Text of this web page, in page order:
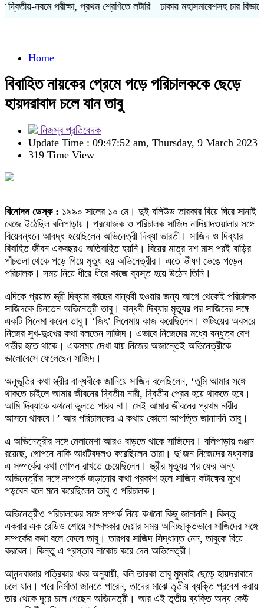
নবমে পরীক্ষা, প্রথম শ্রেণিতে লটারি ঢাকায় মহাসমাবেশসহ চার বিভাগে
Home
বিবাহিত নায়কের প্রেমে পড়ে পরিচালককে ছেড়ে
হায়দরাবাদ চলে যান তাবু
নিজস্ব প্রতিবেদক
Update Time : 09:47:52 am, Thursday, 9 March 2023
319 Time View
বিনোদন ডেস্ক : ১৯৯০ সালের ১০ মে। দুই বলিউড তারকার বিয়ে ঘিরে সানাই
বেজে উঠেছিল বলিপাড়ায়। প্রযোজক ও পরিচালক সাজিদ নাদিয়াদওয়ালার সঙ্গে
বিয়েবন্ধনে আবদ্ধ হয়েছিলেন অভিনেত্রী দিব্যা ভারতী। সাজিদ ও দিব্যার
বিবাহিত জীবন একবছরও অতিবাহিত হয়নি। বিয়ের মাত্র দশ মাস পরই বাড়ির
পাঁচতলা থেকে পড়ে গিয়ে মৃত্যু হয় অভিনেত্রীর। এতে ভীষণ ভেঙে পড়েন
পরিচালক। সময় নিয়ে ধীরে ধীরে কাজে ব্যস্ত হয়ে উঠেন তিনি।
এদিকে প্রয়াত স্ত্রী দিব্যার কাছের বান্ধবী হওয়ার জন্য আগে থেকেই পরিচালক
সাজিদকে চিনতেন অভিনেত্রী তাবু। বান্ধবী দিব্যার মৃত্যুর পর সাজিদের সঙ্গে
একটি সিনেমা করেন তাবু। ‘জিৎ’ সিনেমায় কাজ করেছিলেন। শুটিংয়ের অবসরে
নিজের সুখ-দুঃখের কথা বলতেন সাজিদ। এভাবে নিজেদের মধ্যে বন্ধুত্ব বেশ
গভীর হতে থাকে। একসময় দেখা যায় নিজের অজান্তেই অভিনেত্রীকে
ভালোবেসে ফেলেছেন সাজিদ।
অনুভূতির কথা স্ত্রীর বান্ধবীকে জানিয়ে সাজিদ বলেছিলেন, ‘তুমি আমার সঙ্গে
থাকতে চাইলে আমার জীবনের দ্বিতীয় নারী, দ্বিতীয় প্রেম হয়ে থাকতে হবে।
আমি দিব্যাকে কখনো ভুলতে পারব না। সেই আমার জীবনের প্রথম নারীর
আসনে থাকবে।’ আর পরিচালকের এ কথায় কোনো আপত্তি জানাননি তাবু।
এ অভিনেত্রীর সঙ্গে মেলামেশা আরও বাড়তে থাকে সাজিদের। বলিপাড়ায় গুঞ্জন
রয়েছে, গোপনে নাকি আংটিবদলও করেছিলেন তারা। দু’জন নিজেদের মধ্যকার
এ সম্পর্কের কথা গোপন রাখতে চেয়েছিলেন। স্ত্রীর মৃত্যুর পর ফের অন্য
অভিনেত্রীর সঙ্গে সম্পর্কে জড়ানোর কথা প্রকাশ হলে সাজিদ কটাক্ষের মুখে
পড়বেন বলে মনে করেছিলেন তাবু ও পরিচালক।
অভিনেত্রীও পরিচালকের সঙ্গে সম্পর্ক নিয়ে কখনো কিছু জানাননি। কিন্তু
একবার এক রেডিও শোয়ে সাক্ষাৎকার দেয়ার সময় অনিচ্ছাকৃতভাবে সাজিদের সঙ্গে
সম্পর্কের কথা বলে ফেলে তাবু। তারপর সাজিদ সিদ্ধান্ত নেন, তাবুকে বিয়ে
করবেন। কিন্তু এ প্রস্তাব নাকোচ করে দেন অভিনেত্রী।
আনন্দবাজার পত্রিকার খবর অনুযায়ী, বলি তারকা তাবু মুম্বাই ছেড়ে হায়দরাবাদে
চলে যান। পরে নির্মাতা জানতে পারেন, তাদের মাঝে তৃতীয় ব্যক্তি প্রবেশ করায়
তার থেকে দূরে চলে গেছেন অভিনেত্রী। আর এই তৃতীয় ব্যক্তি অন্য কেউ